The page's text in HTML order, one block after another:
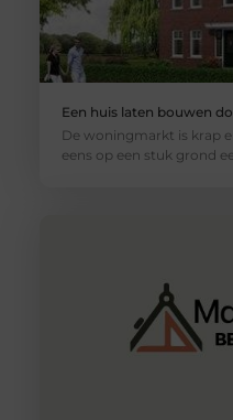
Een huis laten bouwen
De woningmarkt is krap
eens op een stuk grond